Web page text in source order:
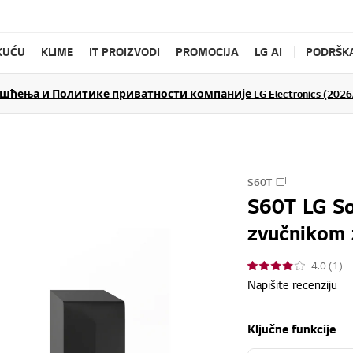
KLIME IT PROIZVODI PROMOCIJA LG AI
и Политике приватности компаније LG Electronics
S60T
S60T LG
4.0 (1)
Napišite recenziju
Ključne funkcije